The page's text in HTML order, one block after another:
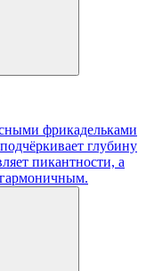
фрикадельками
глубину
пикантности, а